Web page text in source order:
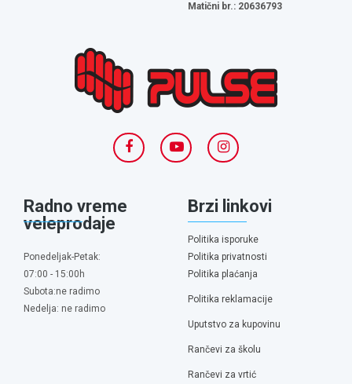
Matični br.: 20636793
Radno vreme
veleprodaje
Ponedeljak-Petak:
07:00 - 15:00h
Subota:ne radimo
Nedelja: ne radimo
Brzi linkovi
Politika isporuke
Politika privatnosti
Politika plaćanja
Politika reklamacije
Uputstvo za kupovinu
Rančevi za školu
Rančevi za vrtić